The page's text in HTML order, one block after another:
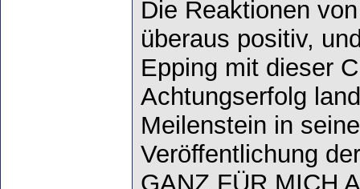
Die Reaktionen
überaus positiv,
Epping mit dieser
Achtungserfolg
Meilenstein in
Veröffentlichung
GANZ FÜR MICH